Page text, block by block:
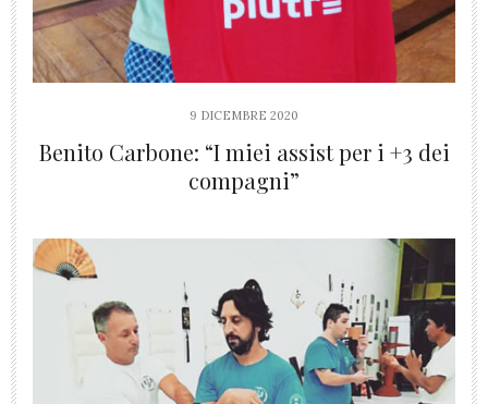
9 DICEMBRE 2020
Benito Carbone: “I miei assist per i +3 dei
compagni”